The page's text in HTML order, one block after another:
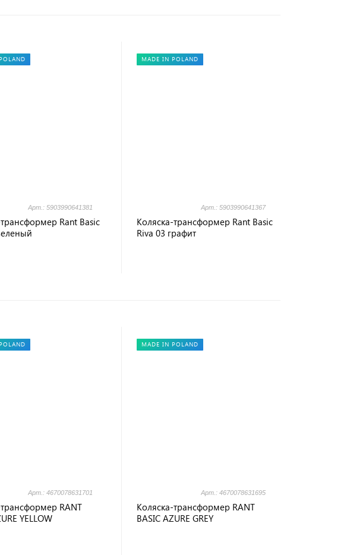
Арт.: 5903990641381
Rant Basic
MADE IN POLAND
Арт.: 5903990641367
Коляска-трансформер Rant Basic
Riva 03 графит
Арт.: 4670078631701
RANT
YELLOW
MADE IN POLAND
Арт.: 4670078631695
Коляска-трансформер RANT
BASIC AZURE GREY